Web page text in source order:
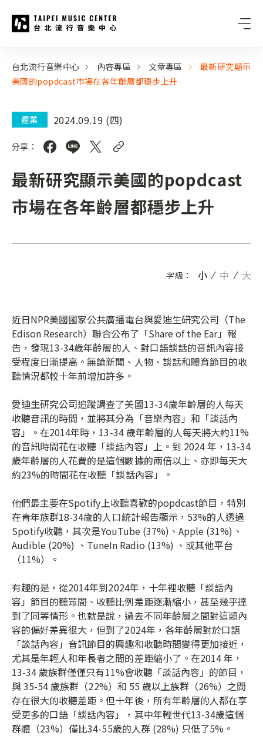
:::
台北流行音樂中心 內容專區 文章專區
最新研究顯示
美國的popdcast市場在各年齡層都穩步上升
產業 2024.09.19 (四)
分享：
最新研究顯示美國的popdcast
市場在各年齡層都穩步上升
字級： 小 中 大
近日NPR美國國家公共廣播電台與愛迪生研究公司（The
Edison Research）聯合公布了「Share of the Ear」報
告，發現13-34歲年齡層的人、對口語談話的音訊內容接
受程度日漸提高。無論新聞、人物、談話和體育節目的收
聽情況都較十年前增加許多。
愛迪生研究公司追蹤調查了美國13-34歲年齡層的人每天
收聽音訊的時間，並將其分為「音樂內容」和「談話內
容」。在2014年時，13-34 歲年齡層的人每天將大約11%
的音訊時間花在收聽「談話內容」上。到 2024 年，13-34
歲年齡層的人花費的是這個數據的兩倍以上、亦即每天大
約23%的時間花在收聽「談話內容」。
他們最主要在Spotify上收聽喜歡的popdcast節目，特別
在青年族群18-34歲的人口統計報告顯示，53%的人透過
Spotify收聽，其次是YouTube (37%)、Apple (31%)、
Audible (20%) 、TuneIn Radio (13%) 、或其他平台
（11%）。
有趣的是，從2014年到2024年，十年裡收聽「談話內
容」節目的聽眾間、收聽比例差距逐漸縮小，甚至幾乎達
到了同等情形。也就是說，過去不同年齡層之間對這類內
容的偏好差異很大，但到了2024年，各年齡層對於口語
「談話內容」音訊節目的興趣和收聽時間變得更加接近，
尤其是年輕人和年長者之間的差距縮小了。在2014 年，
13-34 歲族群僅僅只有11%會收聽「談話內容」的節目，
與 35-54 歲族群（22%）和 55 歲以上族群（26%）之間
存在很大的收聽差距。但十年後，所有年齡層的人都在享
受更多的口語「談話內容」，其中年輕世代13-34歲這個
群體（23%）僅比34-55歲的人群 (28%) 只低了5%。